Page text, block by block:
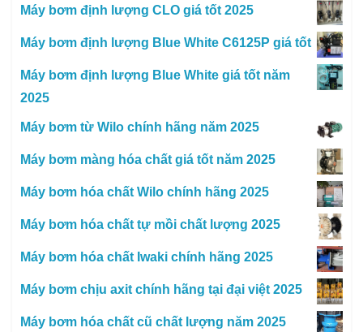
Máy bơm định lượng CLO giá tốt 2025
Máy bơm định lượng Blue White C6125P giá tốt
Máy bơm định lượng Blue White giá tốt năm
2025
Máy bơm từ Wilo chính hãng năm 2025
Máy bơm màng hóa chất giá tốt năm 2025
Máy bơm hóa chất Wilo chính hãng 2025
Máy bơm hóa chất tự mồi chất lượng 2025
Máy bơm hóa chất Iwaki chính hãng 2025
Máy bơm chịu axit chính hãng tại đại việt 2025
Máy bơm hóa chất cũ chất lượng năm 2025